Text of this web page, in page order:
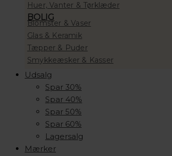
Huer, Vanter & Tørklæder
BOLIG
Blomster & Vaser
Glas & Keramik
Tæpper & Puder
Smykkeæsker & Kasser
Udsalg
Spar 30%
Spar 40%
Spar 50%
Spar 60%
Lagersalg
Mærker